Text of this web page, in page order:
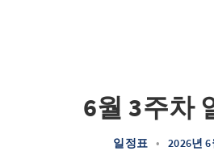
6월 3주차
일정표 • 2026년